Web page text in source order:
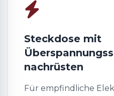
Steckdose mit
nachrüsten
Für empfindliche